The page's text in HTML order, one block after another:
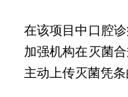
在该项目中口腔
加强机构在灭菌
主动上传灭菌凭条